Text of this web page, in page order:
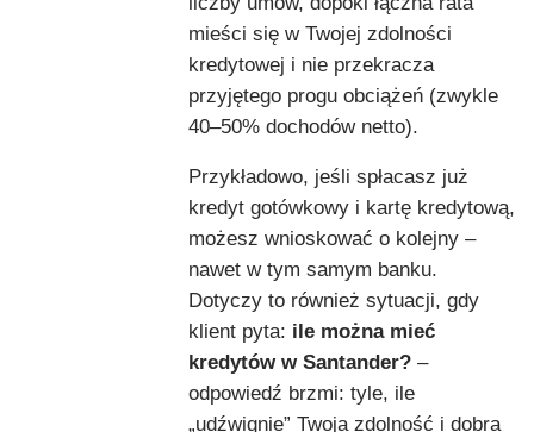
mieści się w Twojej zdolności
kredytowej i nie przekracza
przyjętego progu obciążeń (zwykle
40–50% dochodów netto).
Przykładowo, jeśli spłacasz już
kredyt gotówkowy i kartę kredytową,
możesz wnioskować o kolejny –
nawet w tym samym banku.
Dotyczy to również sytuacji, gdy
klient pyta: ile można mieć
kredytów w Santander? –
odpowiedź brzmi: tyle, ile
„udźwignie” Twoja zdolność i dobra